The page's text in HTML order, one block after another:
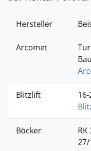
Hersteller
Arcomet
Blitzlift
Böcker
RK